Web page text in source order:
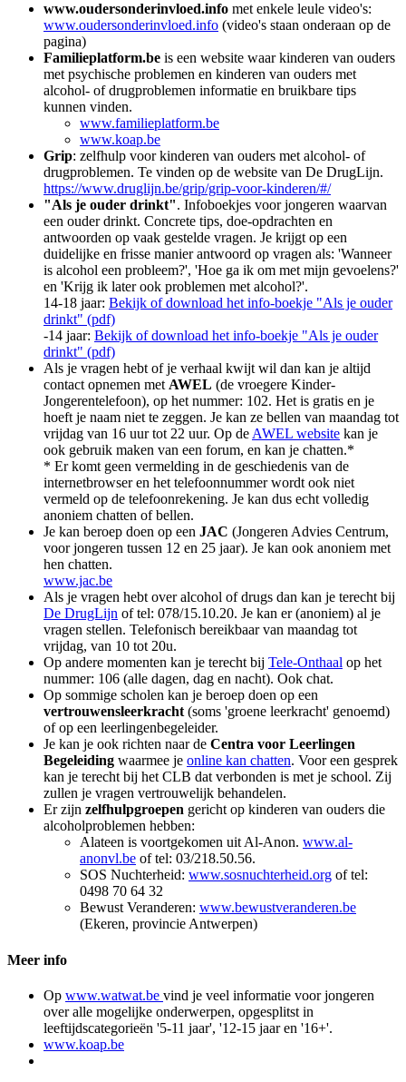
www.oudersonderinvloed.info met enkele leule video's:
www.oudersonderinvloed.info (video's staan onderaan op de
pagina)
Familieplatform.be is een website waar kinderen van ouders
met psychische problemen en kinderen van ouders met
alcohol- of drugproblemen informatie en bruikbare tips
kunnen vinden.
www.familieplatform.be
www.koap.be
Grip: zelfhulp voor kinderen van ouders met alcohol- of
drugproblemen. Te vinden op de website van De DrugLijn.
https://www.druglijn.be/grip/grip-voor-kinderen/#/
"Als je ouder drinkt". Infoboekjes voor jongeren waarvan
een ouder drinkt. Concrete tips, doe-opdrachten en
antwoorden op vaak gestelde vragen. Je krijgt op een
duidelijke en frisse manier antwoord op vragen als: 'Wanneer
is alcohol een probleem?', 'Hoe ga ik om met mijn gevoelens?'
en 'Krijg ik later ook problemen met alcohol?'.
14-18 jaar: Bekijk of download het info-boekje "Als je ouder
drinkt" (pdf)
-14 jaar: Bekijk of download het info-boekje "Als je ouder
drinkt" (pdf)
Als je vragen hebt of je verhaal kwijt wil dan kan je altijd
contact opnemen met AWEL (de vroegere Kinder-
Jongerentelefoon), op het nummer: 102. Het is gratis en je
hoeft je naam niet te zeggen. Je kan ze bellen van maandag tot
vrijdag van 16 uur tot 22 uur. Op de AWEL website kan je
ook gebruik maken van een forum, en kan je chatten.*
* Er komt geen vermelding in de geschiedenis van de
internetbrowser en het telefoonnummer wordt ook niet
vermeld op de telefoonrekening. Je kan dus echt volledig
anoniem chatten of bellen.
Je kan beroep doen op een JAC (Jongeren Advies Centrum,
voor jongeren tussen 12 en 25 jaar). Je kan ook anoniem met
hen chatten.
www.jac.be
Als je vragen hebt over alcohol of drugs dan kan je terecht bij
De DrugLijn of tel: 078/15.10.20. Je kan er (anoniem) al je
vragen stellen. Telefonisch bereikbaar van maandag tot
vrijdag, van 10 tot 20u.
Op andere momenten kan je terecht bij Tele-Onthaal op het
nummer: 106 (alle dagen, dag en nacht). Ook chat.
Op sommige scholen kan je beroep doen op een
vertrouwensleerkracht (soms 'groene leerkracht' genoemd)
of op een leerlingenbegeleider.
Je kan je ook richten naar de Centra voor Leerlingen
Begeleiding waarmee je online kan chatten. Voor een gesprek
kan je terecht bij het CLB dat verbonden is met je school. Zij
zullen je vragen vertrouwelijk behandelen.
Er zijn zelfhulpgroepen gericht op kinderen van ouders die
alcoholproblemen hebben:
Alateen is voortgekomen uit Al-Anon. www.al-
anonvl.be of tel: 03/218.50.56.
SOS Nuchterheid: www.sosnuchterheid.org of tel:
0498 70 64 32
Bewust Veranderen: www.bewustveranderen.be
(Ekeren, provincie Antwerpen)
Meer info
Op www.watwat.be vind je veel informatie voor jongeren
over alle mogelijke onderwerpen, opgesplitst in
leeftijdscategorieën '5-11 jaar', '12-15 jaar en '16+'.
www.koap.be